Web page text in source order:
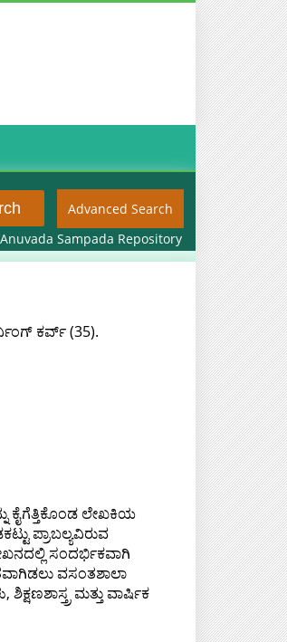
Advanced Search
Sampada Repository
ಕರ್ವ್ (35).
ಲೇಖಕಿಯ
ಪ್ರಾಬಲ್ಯವಿರುವ
ಸಂದರ್ಭಿಕವಾಗಿ
ವಸಂತಶಾಲಾ
ಮತ್ತು ವಾರ್ಷಿಕ